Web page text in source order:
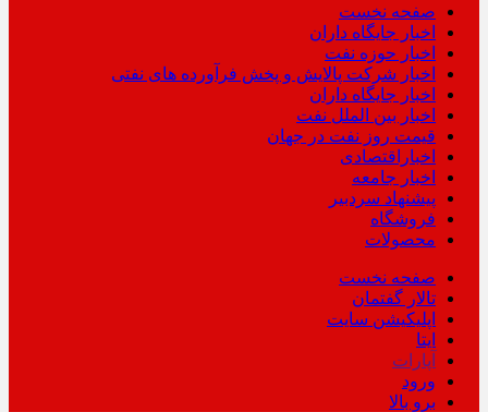
صفحه نخست
اخبار جایگاه داران
اخبار حوزه نفت
اخبار شرکت پالایش و پخش فرآورده های نفتی
اخبار جایگاه داران
اخبار بین الملل نفت
قیمت روز نفت در جهان
اخباراقتصادی
اخبار جامعه
پیشنهاد سردبیر
فروشگاه
محصولات
صفحه نخست
تالار گفتمان
اپلیکیشن سایت
ایتا
آپارات
ورود
برو بالا